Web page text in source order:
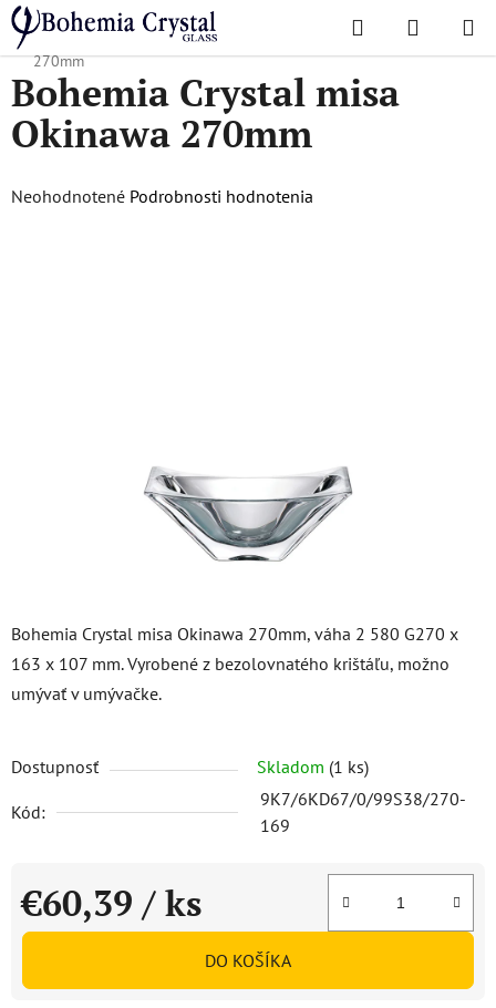
Prejsť
na
obsah
Hľadať
KOŠÍK
Domov
/ Obľúbené kolekcie / Okinawa
Bohemia Crystal misa Okinawa
270mm
Bohemia Crystal misa Okinawa 270mm, váha 2 580 G270 x
163 x 107 mm. Vyrobené z bezolovnatého krištáľu, možno
umývať v umývačke.
Dostupnosť Skladom (1 ks)
Kód:
9K7/6KD67/0/99S38/270-
169
€60,39 / ks
Jednotková cena:
DO KOŠÍKA
Bohemia Crystal misa
Okinawa 270mm
Priemerné
Neohodnotené Podrobnosti hodnotenia